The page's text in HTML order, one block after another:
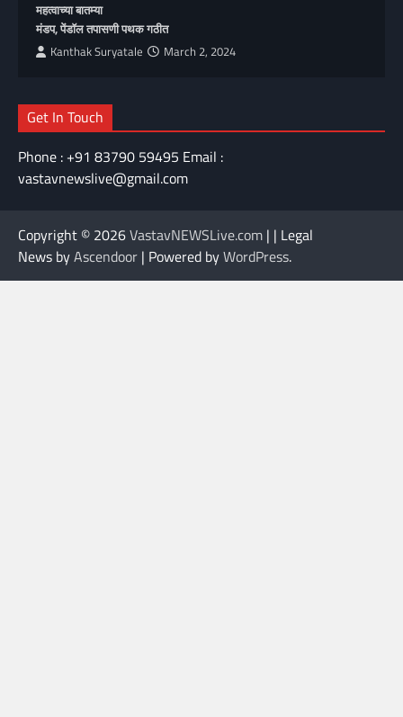
महत्वाच्या बातम्या
मंडप, पेंडॉल तपासणी पथक गठीत
Kanthak Suryatale March 2, 2024
Get In Touch
Phone : +91 83790 59495 Email :
vastavnewslive@gmail.com
Copyright © 2026VastavNEWSLive.com | | Legal
News byAscendoor | Powered byWordPress.